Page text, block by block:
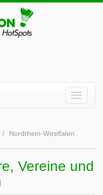
Nordrhein-Westfalen
Vereine und